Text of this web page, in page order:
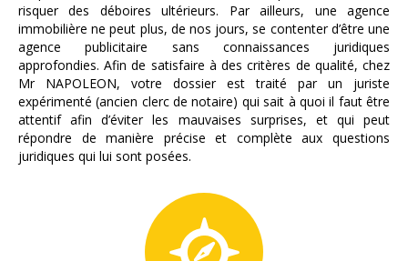
risquer des déboires ultérieurs. Par ailleurs, une agence
immobilière ne peut plus, de nos jours, se contenter d’être une
agence publicitaire sans connaissances juridiques
approfondies. Afin de satisfaire à des critères de qualité, chez
Mr NAPOLEON, votre dossier est traité par un juriste
expérimenté (ancien clerc de notaire) qui sait à quoi il faut être
attentif afin d’éviter les mauvaises surprises, et qui peut
répondre de manière précise et complète aux questions
juridiques qui lui sont posées.